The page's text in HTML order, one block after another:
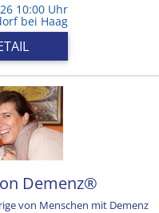
10:00 Uhr
bei Haag
Demenz®
von Menschen mit Demenz